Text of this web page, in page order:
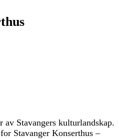
Stavangers kulturlandskap.
Stavanger Konserthus –